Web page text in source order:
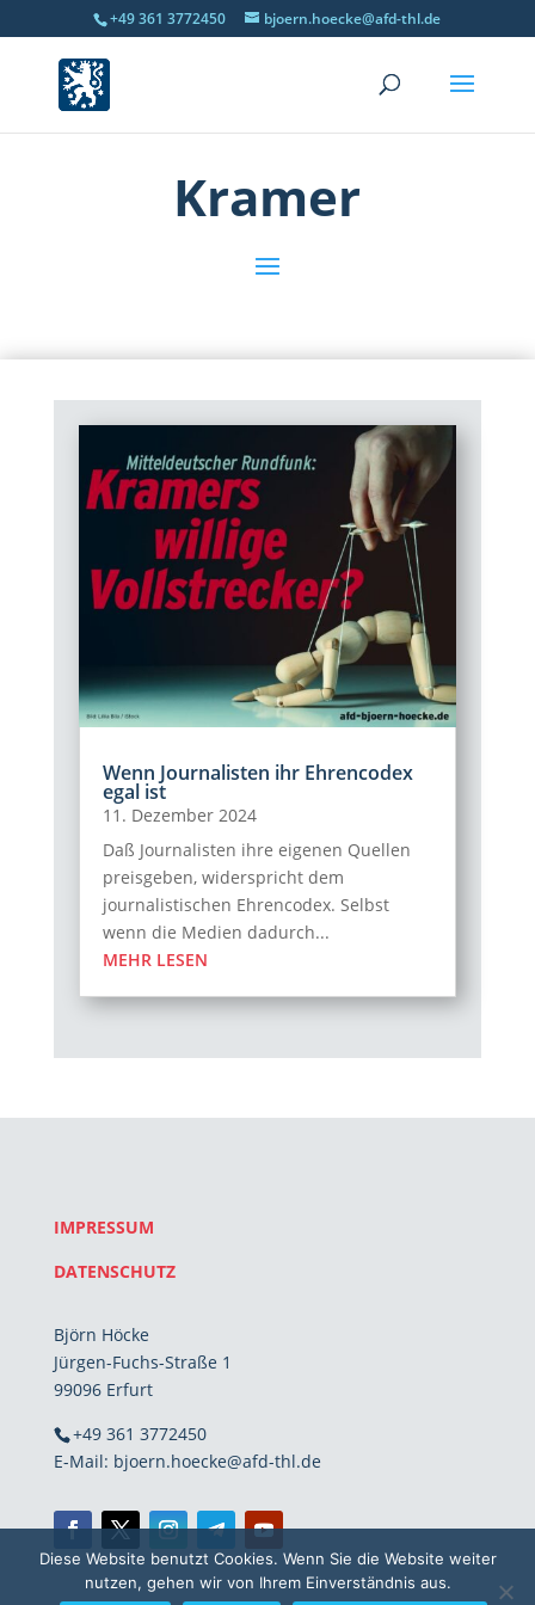
+49 361 3772450 bjoern.hoecke@afd-thl.de
Kramer
Wenn Journalisten ihr Ehrencodex
egal ist
11. Dezember 2024
Daß Journalisten ihre eigenen Quellen
preisgeben, widerspricht dem
journalistischen Ehrencodex. Selbst
wenn die Medien dadurch...
MEHR LESEN
IMPRESSUM
DATENSCHUTZ
Björn Höcke
Jürgen-Fuchs-Straße 1
99096 Erfurt
+49 361 3772450
E-Mail: bjoern.hoecke@afd-thl.de
Diese Website benutzt Cookies. Wenn Sie die Website weiter
nutzen, gehen wir von Ihrem Einverständnis aus.